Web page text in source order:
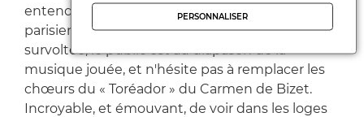
entendant l'« Air du Brésilien » de La Vie
parisienne d'Offenbach. L'ambiance est
survoltée, le public est au diapason de la
musique jouée, et n'hésite pas à remplacer les
chœurs du « Toréador » du Carmen de Bizet.
Incroyable, et émouvant, de voir dans les loges
PERSONNALISER